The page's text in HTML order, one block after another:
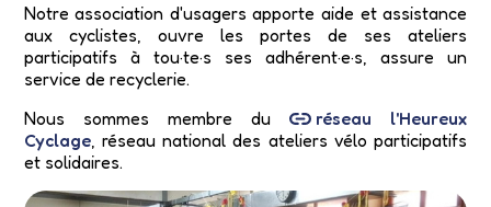
Notre association d'usagers apporte aide et assistance
aux cyclistes, ouvre les portes de ses ateliers
participatifs à tou·te·s ses adhérent·e·s, assure un
service de recyclerie.
Nous sommes membre du
réseau l'Heureux
Cyclage, réseau national des ateliers vélo participatifs
et solidaires.